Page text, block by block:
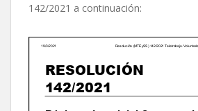
142/2021 a continuación: